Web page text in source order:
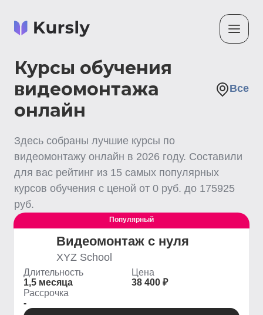
Курсы обучения
видеомонтажа
онлайн
Все
Здесь собраны лучшие курсы по
видеомонтажу онлайн в 2026 году. Составили
для вас рейтинг из 15 самых популярных
курсов обучения с ценой от 0 руб. до 175925
руб.
Популярный
Видеомонтаж с нуля
XYZ School
Длительность
1,5 месяца
Цена
38 400 ₽
Рассрочка
-